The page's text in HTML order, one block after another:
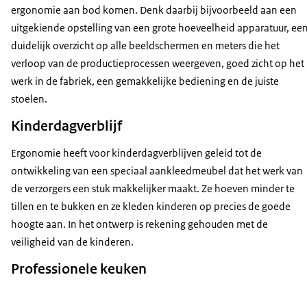
ergonomie aan bod komen. Denk daarbij bijvoorbeeld aan een
uitgekiende opstelling van een grote hoeveelheid apparatuur,
duidelijk overzicht op alle beeldschermen en meters die het
verloop van de productieprocessen weergeven, goed zicht op het
werk in de fabriek, een gemakkelijke bediening en de juiste
stoelen.
Kinderdagverblijf
Ergonomie heeft voor kinderdagverblijven geleid tot de
ontwikkeling van een speciaal aankleedmeubel dat het werk van
de verzorgers een stuk makkelijker maakt. Ze hoeven minder te
tillen en te bukken en ze kleden kinderen op precies de goede
hoogte aan. In het ontwerp is rekening gehouden met de
veiligheid van de kinderen.
Professionele keuken